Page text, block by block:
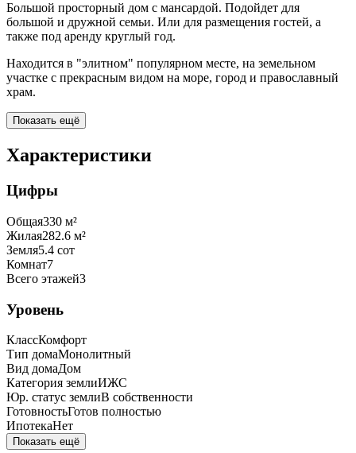
Большой просторный дом с мансардой. Подойдет для
большой и дружной семьи. Или для размещения гостей, а
также под аренду круглый год.
Находится в "элитном" популярном месте, на земельном
участке с прекрасным видом на море, город и православный
храм.
Показать ещё
Характеристики
Цифры
Общая330 м²
Жилая282.6 м²
Земля5.4 сот
Комнат7
Всего этажей3
Уровень
КлассКомфорт
Тип домаМонолитный
Вид домаДом
Категория землиИЖС
Юр. статус землиВ собственности
ГотовностьГотов полностью
ИпотекаНет
Показать ещё